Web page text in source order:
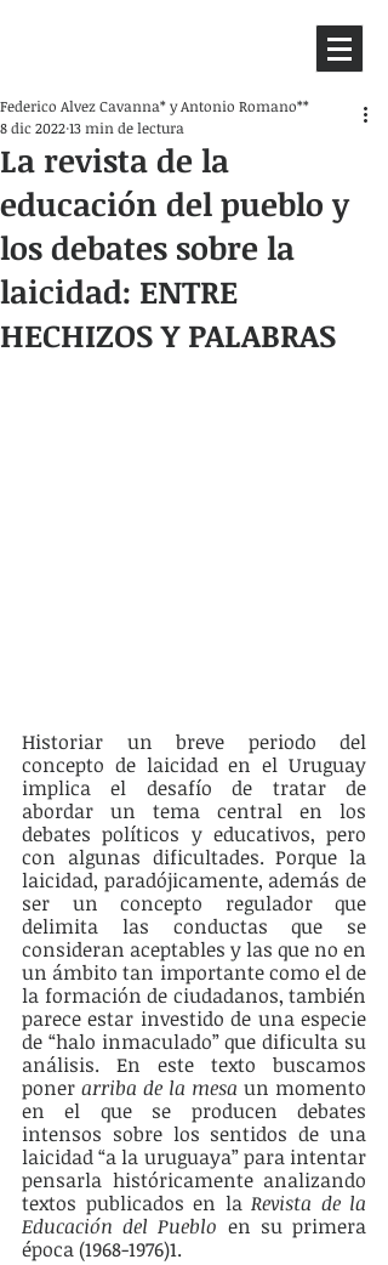
La revista de la
educación del pueblo y
los debates sobre la
laicidad: ENTRE
HECHIZOS Y PALABRAS
Federico Alvez Cavanna* y Antonio Romano**
8 dic 202213 min de lectura
Historiar un breve periodo del
concepto de laicidad en el Uruguay
implica el desafío de tratar de
abordar un tema central en los
debates políticos y educativos, pero
con algunas dificultades. Porque la
laicidad, paradójicamente, además de
ser un concepto regulador que
delimita las conductas que se
consideran aceptables y las que no en
un ámbito tan importante como el de
la formación de ciudadanos, también
parece estar investido de una especie
de “halo inmaculado” que dificulta su
análisis. En este texto buscamos
poner arriba de la mesa un momento
en el que se producen debates
intensos sobre los sentidos de una
laicidad “a la uruguaya” para intentar
pensarla históricamente analizando
textos publicados en la Revista de la
Educación del Pueblo en su primera
época (1968-1976)1.